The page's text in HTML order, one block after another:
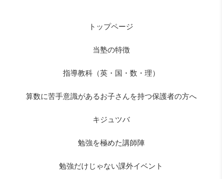
トップページ
当塾の特徴
指導教科（英・国・数・理）
算数に苦手意識があるお子さんを持つ保護者の方へ
キジュツバ
勉強を極めた講師陣
勉強だけじゃない課外イベント